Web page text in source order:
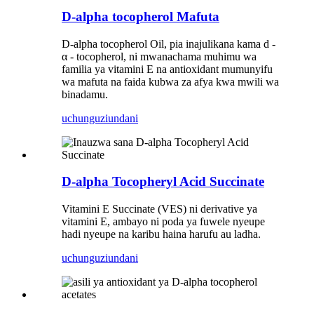
D-alpha tocopherol Mafuta
D-alpha tocopherol Oil, pia inajulikana kama d -
α - tocopherol, ni mwanachama muhimu wa
familia ya vitamini E na antioxidant mumunyifu
wa mafuta na faida kubwa za afya kwa mwili wa
binadamu.
uchunguziundani
D-alpha Tocopheryl Acid Succinate
Vitamini E Succinate (VES) ni derivative ya
vitamini E, ambayo ni poda ya fuwele nyeupe
hadi nyeupe na karibu haina harufu au ladha.
uchunguziundani